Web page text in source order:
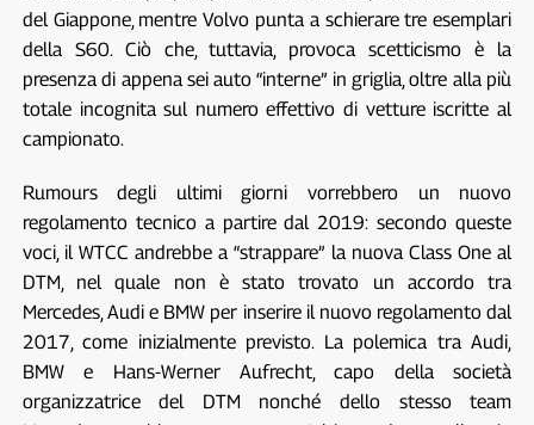
del Giappone, mentre Volvo punta a schierare tre esemplari
della S60. Ciò che, tuttavia, provoca scetticismo è la
presenza di appena sei auto “interne” in griglia, oltre alla più
totale incognita sul numero effettivo di vetture iscritte al
campionato.
Rumours degli ultimi giorni vorrebbero un nuovo
regolamento tecnico a partire dal 2019: secondo queste
voci, il WTCC andrebbe a “strappare” la nuova Class One al
DTM, nel quale non è stato trovato un accordo tra
Mercedes, Audi e BMW per inserire il nuovo regolamento dal
2017, come inizialmente previsto. La polemica tra Audi,
BMW e Hans-Werner Aufrecht, capo della società
organizzatrice del DTM nonché dello stesso team